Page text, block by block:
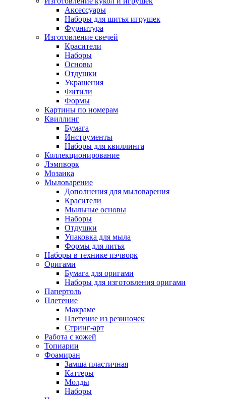
Аксессуары
Наборы для шитья игрушек
Фурнитура
Изготовление свечей
Красители
Наборы
Основы
Отдушки
Украшения
Фитили
Формы
Картины по номерам
Квиллинг
Бумага
Инструменты
Наборы для квиллинга
Коллекционирование
Лэмпворк
Мозаика
Мыловарение
Дополнения для мыловарения
Красители
Мыльные основы
Наборы
Отдушки
Упаковка для мыла
Формы для литья
Наборы в технике пэчворк
Оригами
Бумага для оригами
Наборы для изготовления оригами
Папертоль
Плетение
Макраме
Плетение из резиночек
Стринг-арт
Работа с кожей
Топиарии
Фоамиран
Замша пластичная
Каттеры
Молды
Наборы